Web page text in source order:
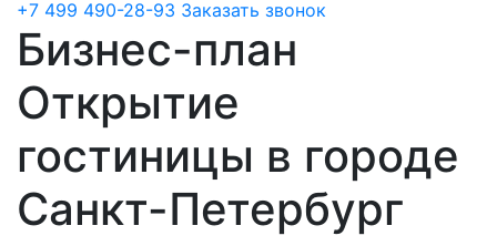
+7 499 490-28-93 Заказать звонок
Бизнес-план
Открытие
гостиницы в городе
Санкт-Петербург